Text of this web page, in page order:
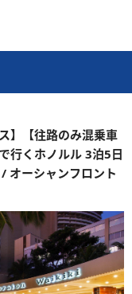
】【往路のみ混乗車
行くホノルル 3泊5日
オーシャンフロント